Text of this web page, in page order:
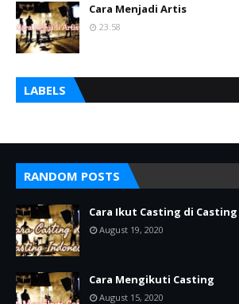
Cara Menjadi Artis
23.58
LABELS
RANDOM POSTS
Cara Ikut Casting di
August 19, 2020
Cara Mengikuti Casting
August 15, 2020